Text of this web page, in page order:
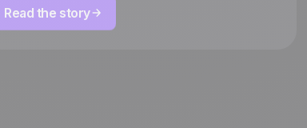
Read the story